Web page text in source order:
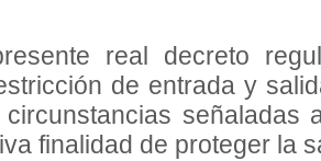
real decreto
de entrada y
señaladas
finalidad de proteger la